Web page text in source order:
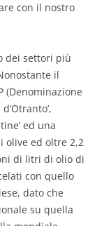
con il nostro
dei settori più
il
(Denominazione
ed una
olive ed oltre 2,2
di litri di olio di
con quello
dato che
su quella